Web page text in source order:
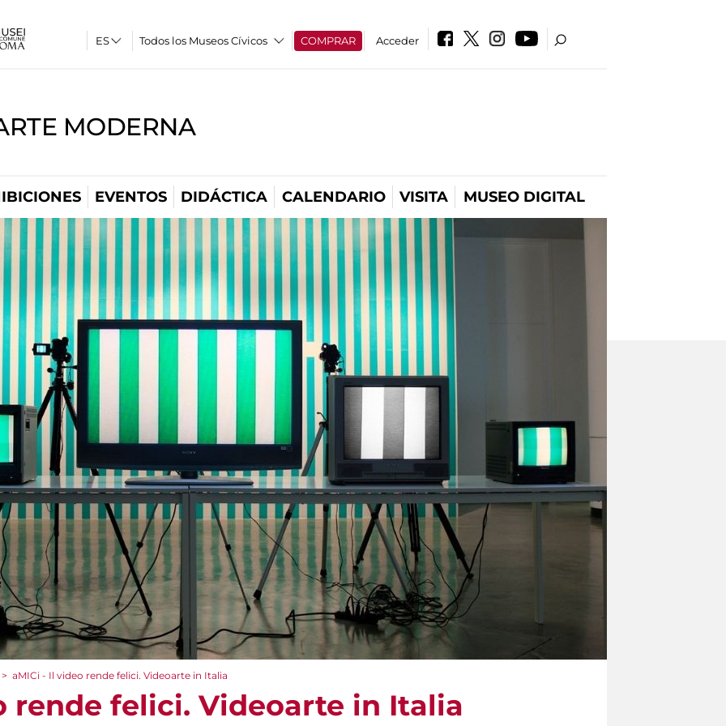
Todos los Museos Cívicos COMPRAR Acceder
MODERNA
EVENTOS DIDÁCTICA CALENDARIO VISITA MUSEO DIGITAL
> aMICi - Il video rende felici. Videoarte in Italia
rende felici. Videoarte in Italia